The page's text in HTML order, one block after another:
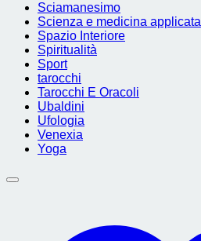
Sciamanesimo
Scienza e medicina applicata
Spazio Interiore
Spiritualità
Sport
tarocchi
Tarocchi E Oracoli
Ubaldini
Ufologia
Venexia
Yoga